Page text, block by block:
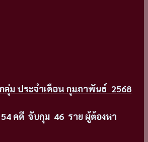
ลุ่ม ประจำเดือน กุมภาพันธ์ 2568
คดี จับกุม 46 ราย ผู้ต้องหา